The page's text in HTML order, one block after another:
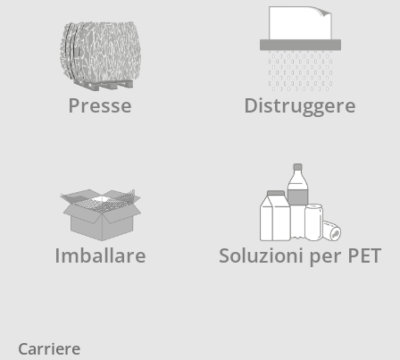
Presse Distruggere
Imballare Soluzioni per PET
Carriere